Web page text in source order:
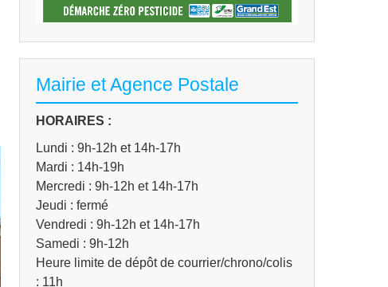
Mairie et Agence Postale
HORAIRES :
Lundi : 9h-12h et 14h-17h
Mardi : 14h-19h
Mercredi : 9h-12h et 14h-17h
Jeudi : fermé
Vendredi : 9h-12h et 14h-17h
Samedi : 9h-12h
Heure limite de dépôt de courrier/chrono/colis
: 11h